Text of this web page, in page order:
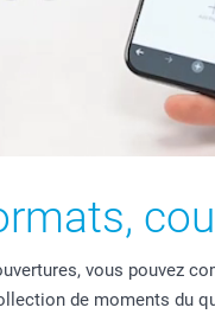
vous pouvez
de moments du